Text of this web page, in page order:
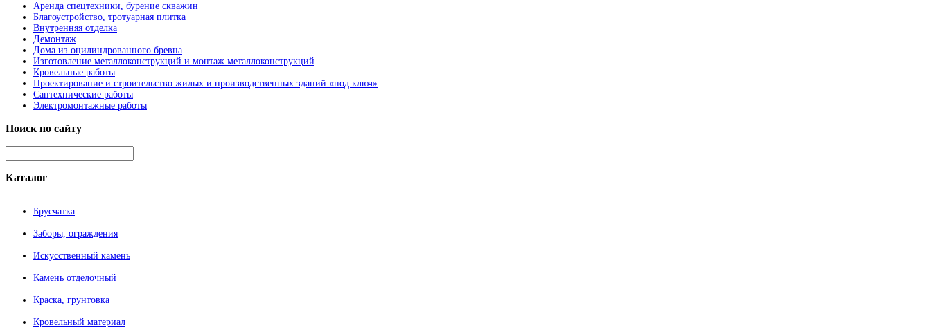
Аренда спецтехники, бурение скважин
Благоустройство, тротуарная плитка
Внутренняя отделка
Демонтаж
Дома из оцилиндрованного бревна
Изготовление металлоконструкций и монтаж металлоконструкций
Кровельные работы
Проектирование и строительство жилых и производственных зданий «под ключ»
Сантехнические работы
Электромонтажные работы
Поиск по сайту
Каталог
Брусчатка
Заборы, ограждения
Искусственный камень
Камень отделочный
Краска, грунтовка
Кровельный материал